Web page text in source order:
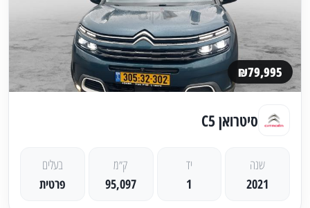
₪79,995
סיטרואן C5
שנה
2021
יד
1
ק״מ
95,097
בעלים
פרטית